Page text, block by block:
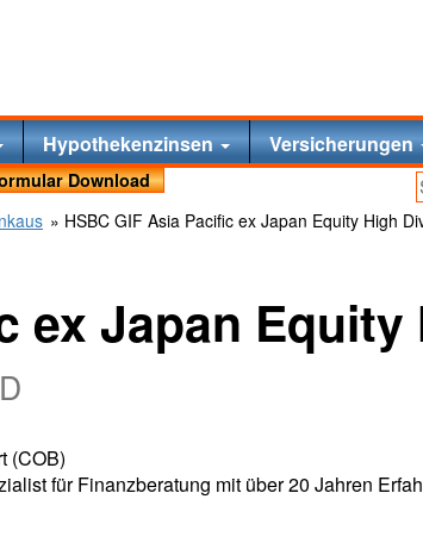
Hypothekenzinsen Versicherungen
Download
» HSBC GIF Asia Pacific ex Japan Equity High
ex Japan
(COB)
für Finanzberatung mit über 20 Jahren